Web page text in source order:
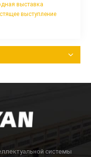
выставка
выступление
системы